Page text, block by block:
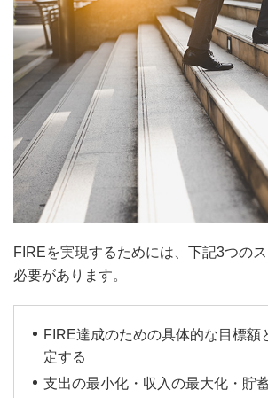
FIREを実現するためには、下記3つの
必要があります。
FIRE達成のための具体的な目標額
定する
支出の最小化・収入の最大化・貯